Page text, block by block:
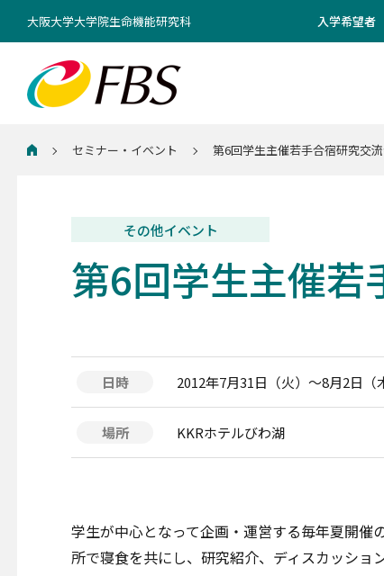
大阪大学大学院生命機能研究科 入学希望者
ホーム セミナー・イベント 第6回学生主催若手合宿研究交
その他イベント
第6回学生主催若
日時 2012年7月31日（火）～8月2日（
場所 KKRホテルびわ湖
学生が中心となって企画・運営する毎年夏開
所で寝食を共にし、研究紹介、ディスカッショ